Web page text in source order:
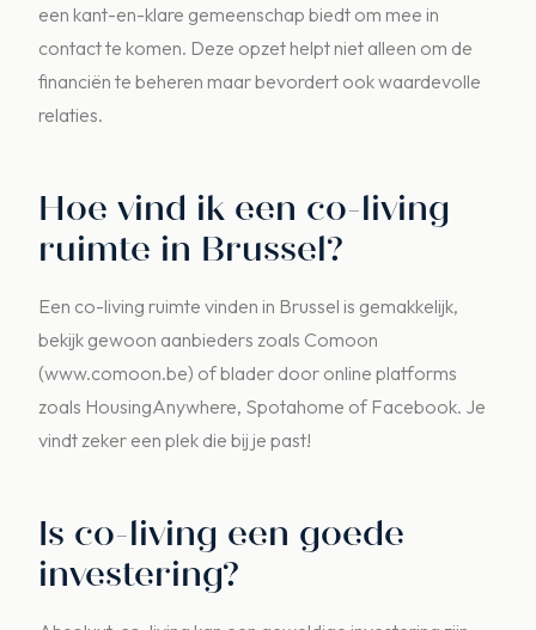
een kant-en-klare gemeenschap biedt om mee in
contact te komen. Deze opzet helpt niet alleen om de
financiën te beheren maar bevordert ook waardevolle
relaties.
Hoe vind ik een co-living
ruimte in Brussel?
Een co-living ruimte vinden in Brussel is gemakkelijk,
bekijk gewoon aanbieders zoals Comoon
(www.comoon.be) of blader door online platforms
zoals HousingAnywhere, Spotahome of Facebook. Je
vindt zeker een plek die bij je past!
Is co-living een goede
investering?